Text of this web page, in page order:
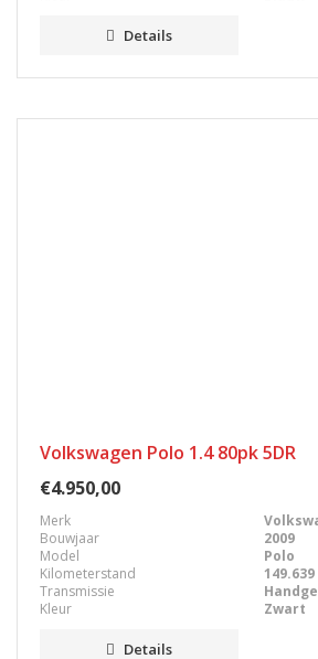
Details
Volkswagen Polo 1.4 80pk 5DR
€4.950,00
Merk
Bouwjaar
2009
Model
Polo
Kilometerstand
149.639
Transmissie
Kleur
Zwart
Details